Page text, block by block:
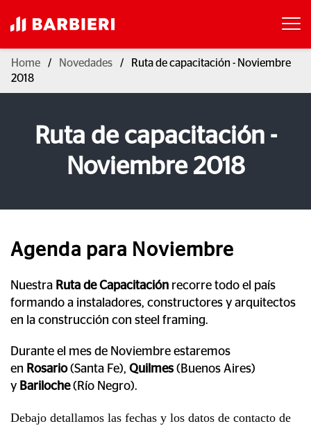
Home Novedades
Ruta de capacitación - Noviembre
2018
Ruta de capacitación -
Noviembre 2018
Agenda para Noviembre
Nuestra Ruta de Capacitación recorre todo el país
formando a instaladores, constructores y arquitectos
en la construcción con steel framing.
Durante el mes de Noviembre estaremos
en Rosario(Santa Fe), Quilmes (Buenos Aires)
y Bariloche(Río Negro).
Debajo detallamos las fechas y los datos de contacto de